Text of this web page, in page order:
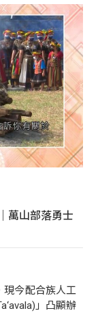
萬山部落勇士
現今配合族人工
」凸顯辦